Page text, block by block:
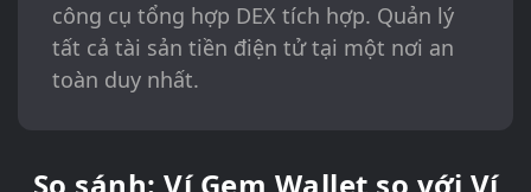
công cụ tổng hợp DEX tích hợp. Quản lý
tất cả tài sản tiền điện tử tại một nơi an
toàn duy nhất.